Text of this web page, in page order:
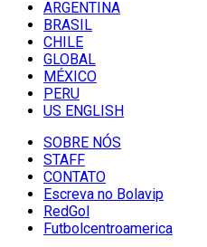
ARGENTINA
BRASIL
CHILE
GLOBAL
MÉXICO
PERU
US ENGLISH
SOBRE NÓS
STAFF
CONTATO
Escreva no Bolavip
RedGol
Futbolcentroamerica